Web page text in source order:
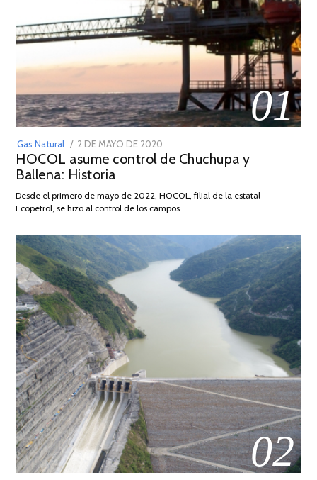
01
Gas Natural
POSTED
ON
2 DE MAYO DE 2020
DE
2026
HOCOL asume control de Chuchupa y
Ballena: Historia
Desde el primero de mayo de 2022, HOCOL, filial de la estatal
Ecopetrol, se hizo al control de los campos …
02